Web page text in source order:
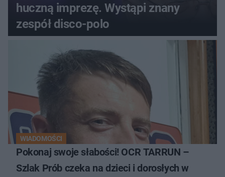
huczną imprezę. Wystąpi znany
zespół disco-polo
WIADOMOŚCI
Pokonaj swoje słabości! OCR TARRUN –
Szlak Prób czeka na dzieci i dorosłych w